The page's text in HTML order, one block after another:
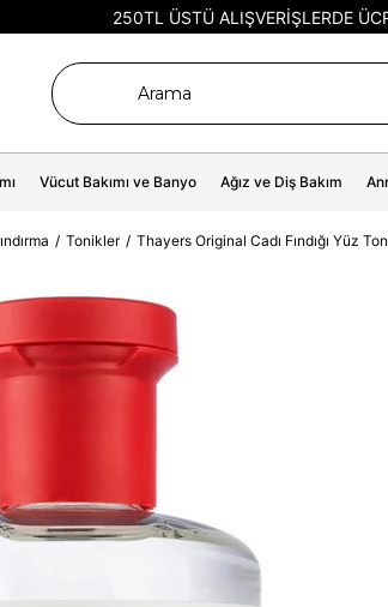
250TL ÜSTÜ ALIŞVERİŞLERDE
Vücut Bakımı ve Banyo Ağız ve Diş Bakım
Tonikler Thayers Original Cadı Fındığı Yüz